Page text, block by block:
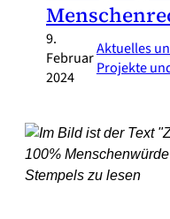
9.
Februar
2024
Aktuelles
Projekte